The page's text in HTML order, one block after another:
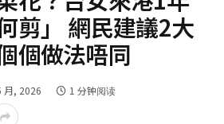
剪」 網民建議2大
個做法唔同
月, 2026 1 分钟阅读